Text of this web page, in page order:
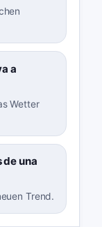
a
Wetter
de una
Trend.